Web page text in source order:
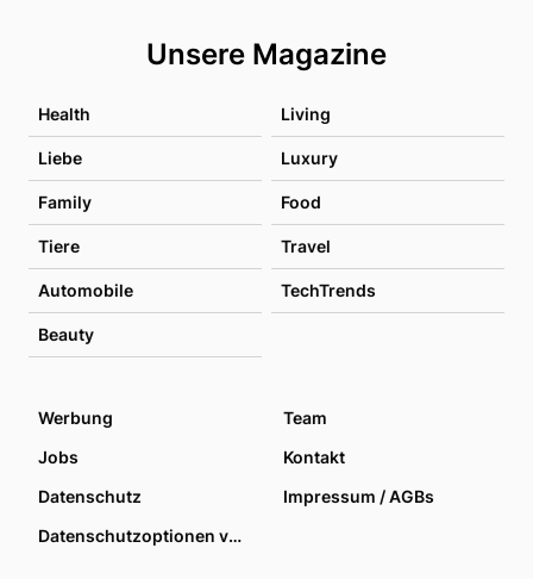
Unsere Magazine
Health Living
Liebe Luxury
Family Food
Tiere Travel
Automobile TechTrends
Beauty
Werbung
Team
Jobs
Kontakt
Datenschutz
Impressum / AGBs
Datenschutzoptionen verwalten